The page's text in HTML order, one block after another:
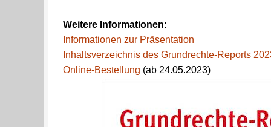
Weitere Informationen:
Informationen zur Präsentation
Inhaltsverzeichnis des Grundrechte-Reports
Online-Bestellung (ab 24.05.2023)